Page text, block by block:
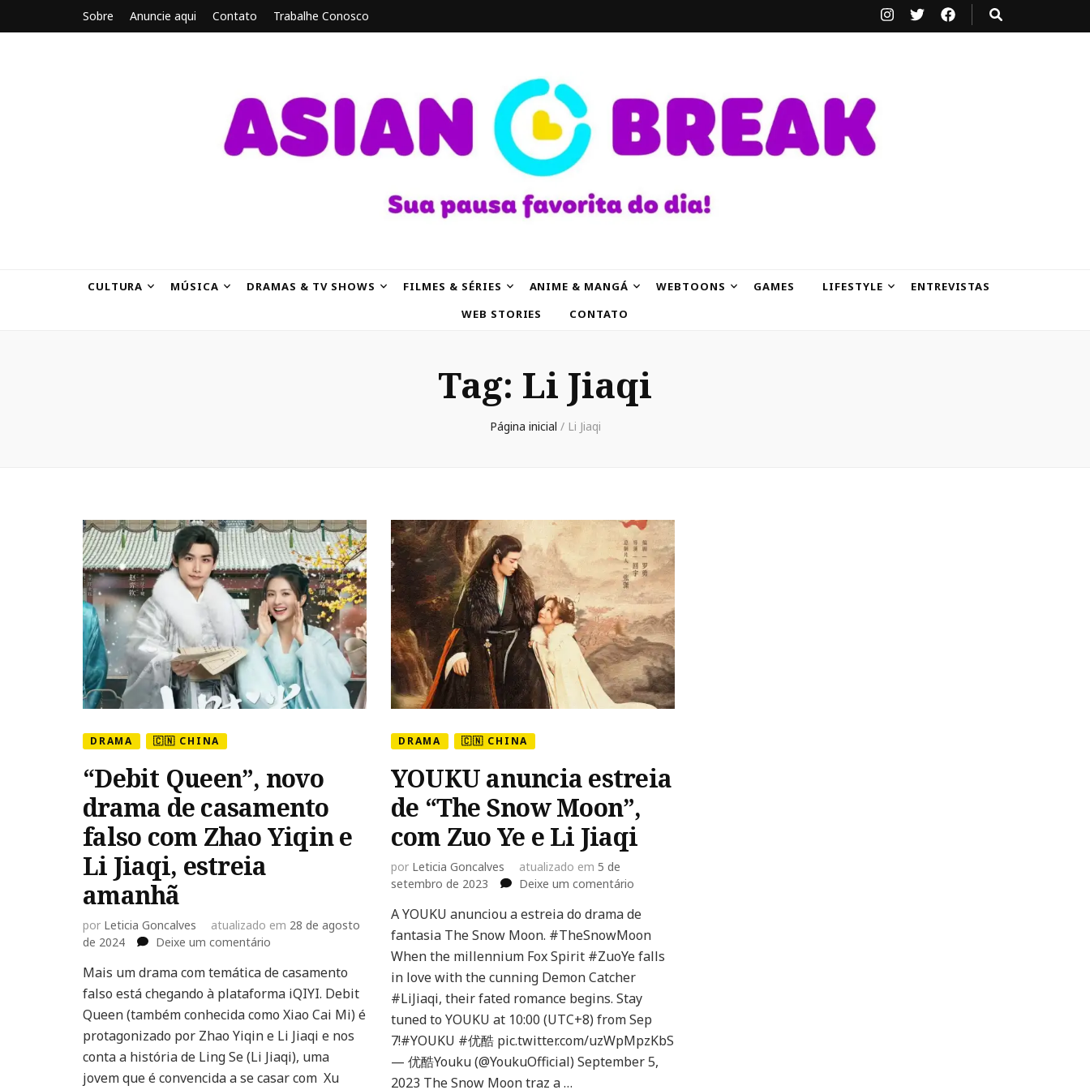
Sobre Anuncie aqui Contato Trabalhe Conosco
CULTURA MÚSICA DRAMAS & TV SHOWS FILMES & SÉRIES ANIME & MANGÁ WEBTOONS GAMES LIFESTYLE
ENTREVISTAS
WEB STORIES
CONTATO
Tag: Li Jiaqi
Página inicial / Li Jiaqi
DRAMA 🇨🇳 CHINA
“Debit Queen”, novo
drama de casamento
falso com Zhao Yiqin e
Li Jiaqi, estreia
amanhã
por Leticia Goncalves atualizado em 28 de agosto
de 2024
Deixe um comentário
Queen”,
novo
drama
casamento
falso
com
Mais um drama com temática de casamento
falso está chegando à plataforma iQIYI. Debit
Queen (também conhecida como Xiao Cai Mi) é
protagonizado por Zhao Yiqin e Li Jiaqi e nos
conta a história de Ling Se (Li Jiaqi), uma
jovem que é convencida a se casar com Xu
DRAMA 🇨🇳 CHINA
YOUKU anuncia estreia
de “The Snow Moon”,
com Zuo Ye e Li Jiaqi
por Leticia Goncalves atualizado em 5 de
setembro de 2023
Deixe um comentárioem
anuncia
estreia
de
Snow
Moon”,
com
Zuo
Ye
e
A YOUKU anunciou a estreia do drama de
fantasia The Snow Moon. #TheSnowMoon
When the millennium Fox Spirit #ZuoYe falls
in love with the cunning Demon Catcher
#LiJiaqi, their fated romance begins. Stay
tuned to YOUKU at 10:00 (UTC+8) from Sep
7!#YOUKU #优酷 pic.twitter.com/uzWpMpzKbS
— 优酷Youku (@YoukuOfficial) September 5,
2023 The Snow Moon traz a …